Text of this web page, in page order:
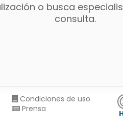
o busca
consulta.
Condiciones de uso
Prensa